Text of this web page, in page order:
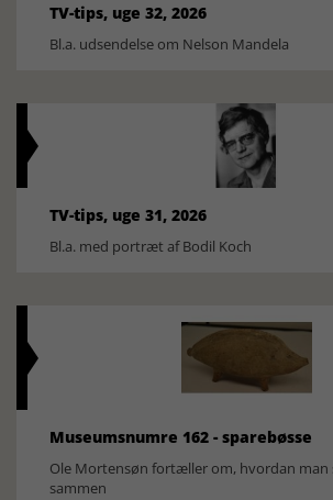
TV-tips, uge 32, 2026
Bl.a. udsendelse om Nelson Mandela
TV-tips, uge 31, 2026
Bl.a. med portræt af Bodil Koch
Museumsnumre 162 - sparebøsse
Ole Mortensøn fortæller om, hvordan man
sammen